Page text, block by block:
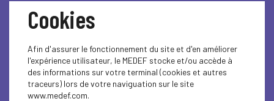
Sur le décrochage de la France
l'Espagne. Sa croissance va être quatre fois
supérieure à celle de la France cette année.
L'Espagne soutient ses entreprises. L'Allemagne,
stratégiquement en difficulté, parce que
beaucoup exposée à l'exportation, prend des
Cookies
Afin d'assurer le fonctionnement du site et d'en améliorer
l'expérience utilisateur, le MEDEF stocke et/ou accède à
des informations sur votre terminal (cookies et autres
traceurs) lors de votre naviguation sur le site
www.medef.com.